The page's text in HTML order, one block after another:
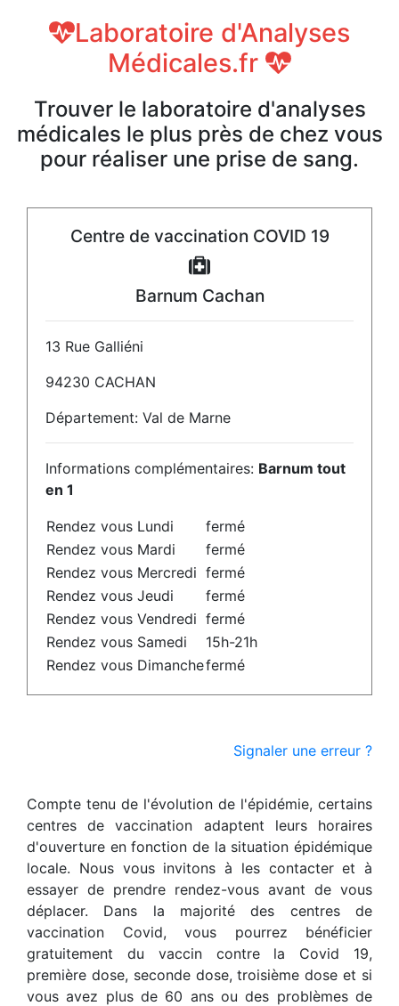
Laboratoire d'Analyses
Médicales.fr
Trouver le laboratoire d'analyses
médicales le plus près de chez vous
pour réaliser une prise de sang.
Centre de vaccination COVID 19
Barnum Cachan
13 Rue Galliéni
94230 CACHAN
Département: Val de Marne
Informations complémentaires: Barnum tout
en 1
Rendez vous Lundi
fermé
Rendez vous Mardi
fermé
Rendez vous Mercredi fermé
Rendez vous Jeudi
fermé
Rendez vous Vendredi fermé
Rendez vous Samedi
15h-21h
Rendez vous Dimanchefermé
Signaler une erreur ?
Compte tenu de l'évolution de l'épidémie, certains
centres de vaccination adaptent leurs horaires
d'ouverture en fonction de la situation épidémique
locale. Nous vous invitons à les contacter et à
essayer de prendre rendez-vous avant de vous
déplacer. Dans la majorité des centres de
vaccination Covid, vous pourrez bénéficier
gratuitement du vaccin contre la Covid 19,
première dose, seconde dose, troisième dose et si
vous avez plus de 60 ans ou des problèmes de